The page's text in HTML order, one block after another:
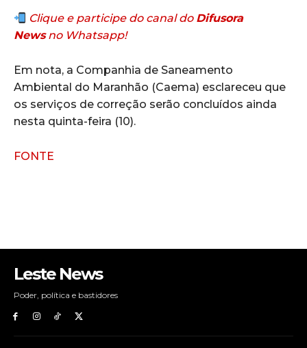
Clique e participe do canal do Difusora
Newsno Whatsapp!
Em nota, a Companhia de Saneamento
Ambiental do Maranhão (Caema) esclareceu que
os serviços de correção serão concluídos ainda
nesta quinta-feira (10).
FONTE
Leste News
Poder, política e bastidores